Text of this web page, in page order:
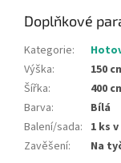
Doplňkové
Kategorie:
Výška:
150
Šířka:
400
Barva:
Bílá
Balení/sada: 1 ks
Zavěšení: Na